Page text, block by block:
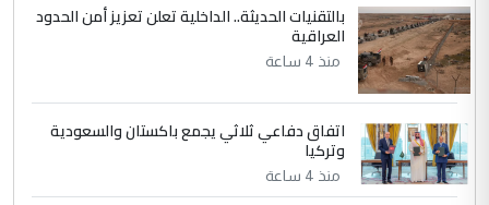
ابا فرات ...
الموضوع :
الجواهري يرد على صدام حسين سل
مضجعيك يابن الزنا (نص كامل)
5 سردار
التعليق : واحد من عصابة علي ماما يسقط
جنسية الرافد الثالث للعراق ومن اصول عريقة
بالتقنيات الحديثة.. الداخلية تعلن تعزيز أمن الحدود
العراقية
منذ 4 ساعة
اتفاق دفاعي ثلاثي يجمع باكستان والسعودية
وتركيا
منذ 4 ساعة